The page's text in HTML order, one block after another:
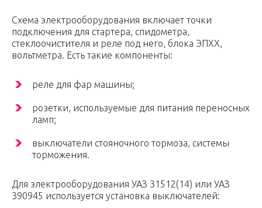
Схема электрооборудования включает точки
подключения для стартера, спидометра,
стеклоочистителя и реле под него, блока ЭПХХ,
вольтметра. Есть такие компоненты:
реле для фар машины;
розетки, используемые для питания переносных
ламп;
выключатели стояночного тормоза, системы
торможения.
Для электрооборудования УАЗ 31512(14) или УАЗ
390945 используется установка выключателей: